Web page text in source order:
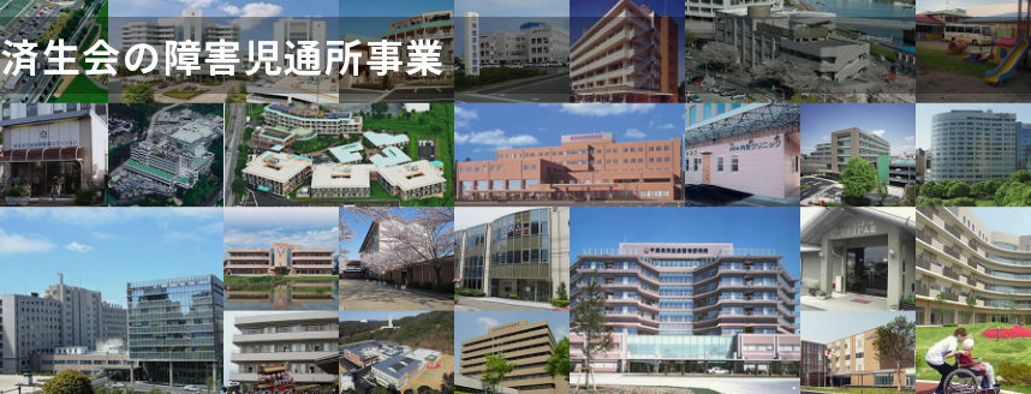
済生会の障害児通所事業